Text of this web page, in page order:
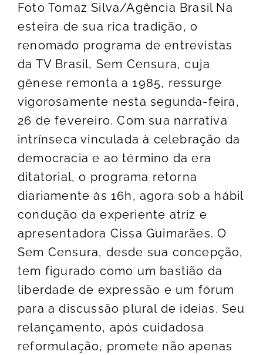
Foto Tomaz Silva/Agência Brasil Na
esteira de sua rica tradição, o
renomado programa de entrevistas
da TV Brasil, Sem Censura, cuja
gênese remonta a 1985, ressurge
vigorosamente nesta segunda-feira,
26 de fevereiro. Com sua narrativa
intrínseca vinculada à celebração da
democracia e ao término da era
ditatorial, o programa retorna
diariamente às 16h, agora sob a hábil
condução da experiente atriz e
apresentadora Cissa Guimarães. O
Sem Censura, desde sua concepção,
tem figurado como um bastião da
liberdade de expressão e um fórum
para a discussão plural de ideias. Seu
relançamento, após cuidadosa
reformulação, promete não apenas